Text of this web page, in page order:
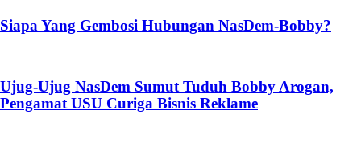
Siapa Yang Gembosi Hubungan NasDem-Bobby?
Ujug-Ujug NasDem Sumut Tuduh Bobby Arogan,
Pengamat USU Curiga Bisnis Reklame